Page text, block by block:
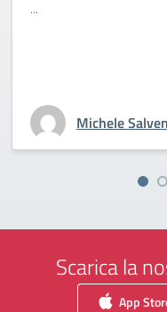
...
Michele
Scarica la
App